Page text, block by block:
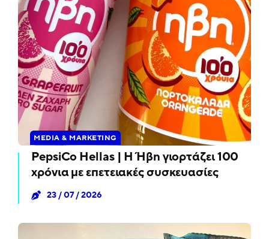
MEDIA & MARKETING
PepsiCo Hellas | Η Ήβη γιορτάζει 100
χρόνια με επετειακές συσκευασίες
23 / 07 / 2026